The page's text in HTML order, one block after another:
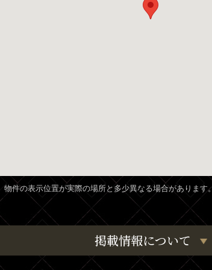
件の表示位置が実際の場所と多少異なる場合があります。
掲載情報について